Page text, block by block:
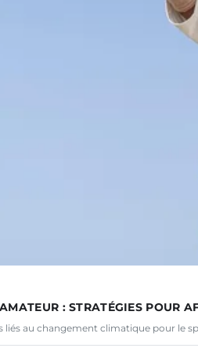
: STRATÉGIES POUR
liés au changement climatique pour le